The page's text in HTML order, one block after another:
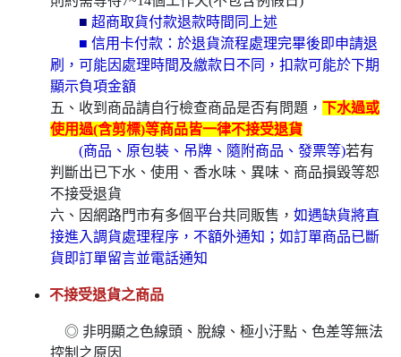
■ 超商取貨付款退款時間同上述
■ 信用卡付款：於退貨流程處理完畢後即申請退
刷，可能因處理時間及繳款日不同，扣款可能於下期
顯示負項金額
五、收到商品請自行檢查商品是否有問題， 下水過或
使用過(含剪標)等商品皆一律不接受退貨
(商品、原包裝、吊牌、隨附商品、發票等)若有
判斷出已下水、使用、香水味、異味、商品損毀等恕
不接受退貨
六、因網路門市有多個平台共同販售， 如遇缺貨將直
接進入調貨處理程序，不額外通知；如訂單商品已斷
貨即訂單留言並電話通知
不接受退貨之商品
◎ 非明顯之色線頭、脫線、極小汙點、色差等無法
控制之原因